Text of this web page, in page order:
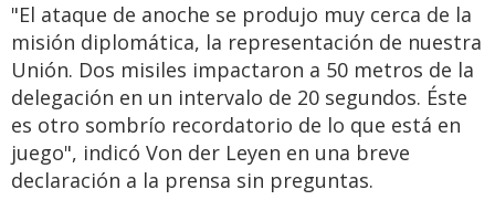
"El ataque de anoche se produjo muy cerca de la
misión diplomática, la representación de nuestra
Unión. Dos misiles impactaron a 50 metros de la
delegación en un intervalo de 20 segundos. Éste
es otro sombrío recordatorio de lo que está en
juego", indicó Von der Leyen en una breve
declaración a la prensa sin preguntas.